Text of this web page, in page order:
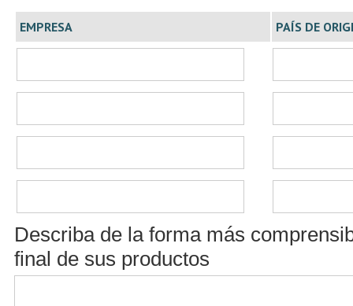
EMPRESA PAÍS DE
Describa de la forma más
final de sus productos